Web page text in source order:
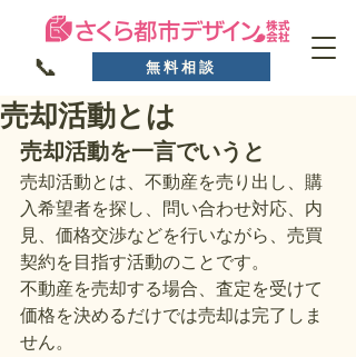
📞 無料相談
売却活動とは
売却活動を一言でいうと
売却活動とは、不動産を売り出し、購
入希望者を探し、問い合わせ対応、内
見、価格交渉などを行いながら、売買
契約を目指す活動のことです。
不動産を売却する場合、査定を受けて
価格を決めるだけでは売却は完了しま
せん。